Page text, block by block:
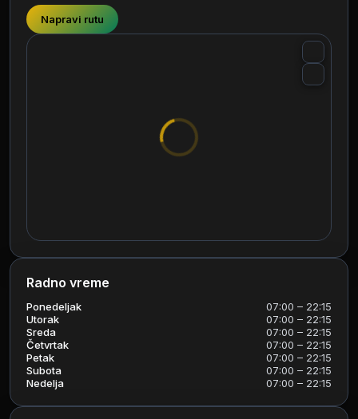
Napravi rutu
Radno vreme
Ponedeljak
07:00 – 22:15
Utorak
07:00 – 22:15
Sreda
07:00 – 22:15
Četvrtak
07:00 – 22:15
Petak
07:00 – 22:15
Subota
07:00 – 22:15
Nedelja
07:00 – 22:15